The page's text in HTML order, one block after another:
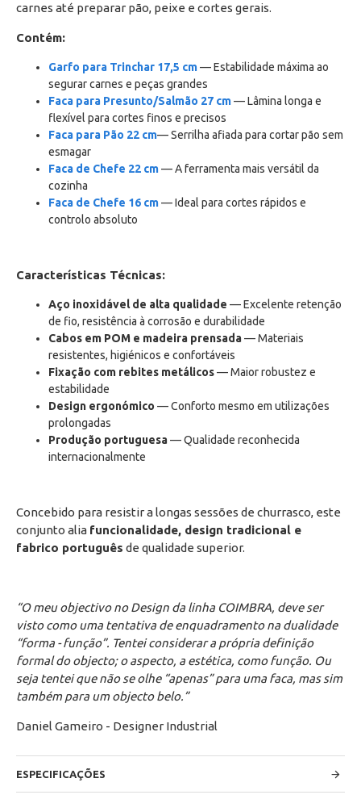
carnes até preparar pão, peixe e cortes gerais.
Contém:
Garfo para Trinchar 17,5 cm— Estabilidade máxima ao
segurar carnes e peças grandes
Faca para Presunto/Salmão 27 cm— Lâmina longa e
flexível para cortes finos e precisos
Faca para Pão 22 cm— Serrilha afiada para cortar pão sem
esmagar
Faca de Chefe 22 cm— A ferramenta mais versátil da
cozinha
Faca de Chefe 16 cm— Ideal para cortes rápidos e
controlo absoluto
Características Técnicas:
Aço inoxidável de alta qualidade — Excelente retenção
de fio, resistência à corrosão e durabilidade
Cabos em POM e madeira prensada— Materiais
resistentes, higiénicos e confortáveis
Fixação com rebites metálicos— Maior robustez e
estabilidade
Design ergonómico — Conforto mesmo em utilizações
prolongadas
Produção portuguesa— Qualidade reconhecida
internacionalmente
Concebido para resistir a longas sessões de churrasco, este
conjunto alia funcionalidade, design tradicional e
fabrico português de qualidade superior.
“O meu objectivo no Design da linha COIMBRA, deve ser
visto como uma tentativa de enquadramento na dualidade
“forma - função”. Tentei considerar a própria definição
formal do objecto; o aspecto, a estética, como função. Ou
seja tentei que não se olhe “apenas” para uma faca, mas sim
também para um objecto belo.”
Daniel Gameiro - Designer Industrial
ESPECIFICAÇÕES